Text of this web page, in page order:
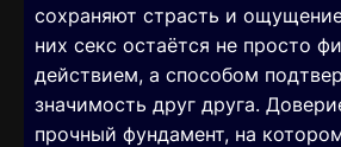
сохраняют страсть и
них секс остаётся не просто
действием, а способом
значимость друг друга.
прочный фундамент, на